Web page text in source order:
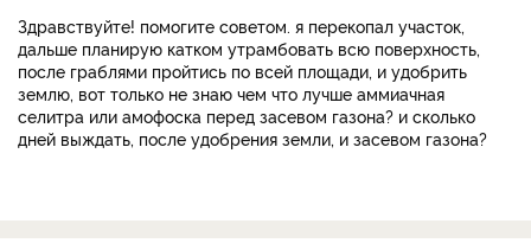
Здравствуйте! помогите советом. я перекопал участок,
дальше планирую катком утрамбовать всю поверхность,
после граблями пройтись по всей площади, и удобрить
землю, вот только не знаю чем что лучше аммиачная
селитра или амофоска перед засевом газона? и сколько
дней выждать, после удобрения земли, и засевом газона?